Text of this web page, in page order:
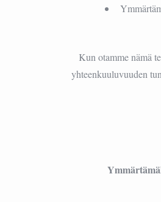
Kun otamme nämä
yhteenkuuluvuuden